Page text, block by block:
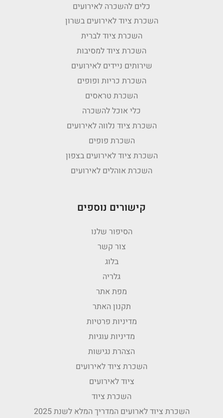
כלים להשכרה לאירועים
השכרת ציוד לאירועים בשרון
השכרת ציוד לברית
השכרת ציוד למסיבות
שירותים ניידים לאירועים
השכרת כריות ופופים
השכרת טראסים
כלי אוכל להשכרה
השכרת ציוד נלווה לאירועים
השכרת פופים
השכרת ציוד לאירועים בצפון
השכרת אוהלים לאירועים
קישורים נוספים
הסיפור שלנו
צור קשר
בלוג
גלריה
מפת אתר
תקנון האתר
מדיניות פרטיות
מדיניות עוגיות
הצהרת נגישות
השכרת ציוד לאירועים
ציוד לאירועים
השכרת ציוד
השכרת ציוד לארועים המדריך המלא לשנת 2025